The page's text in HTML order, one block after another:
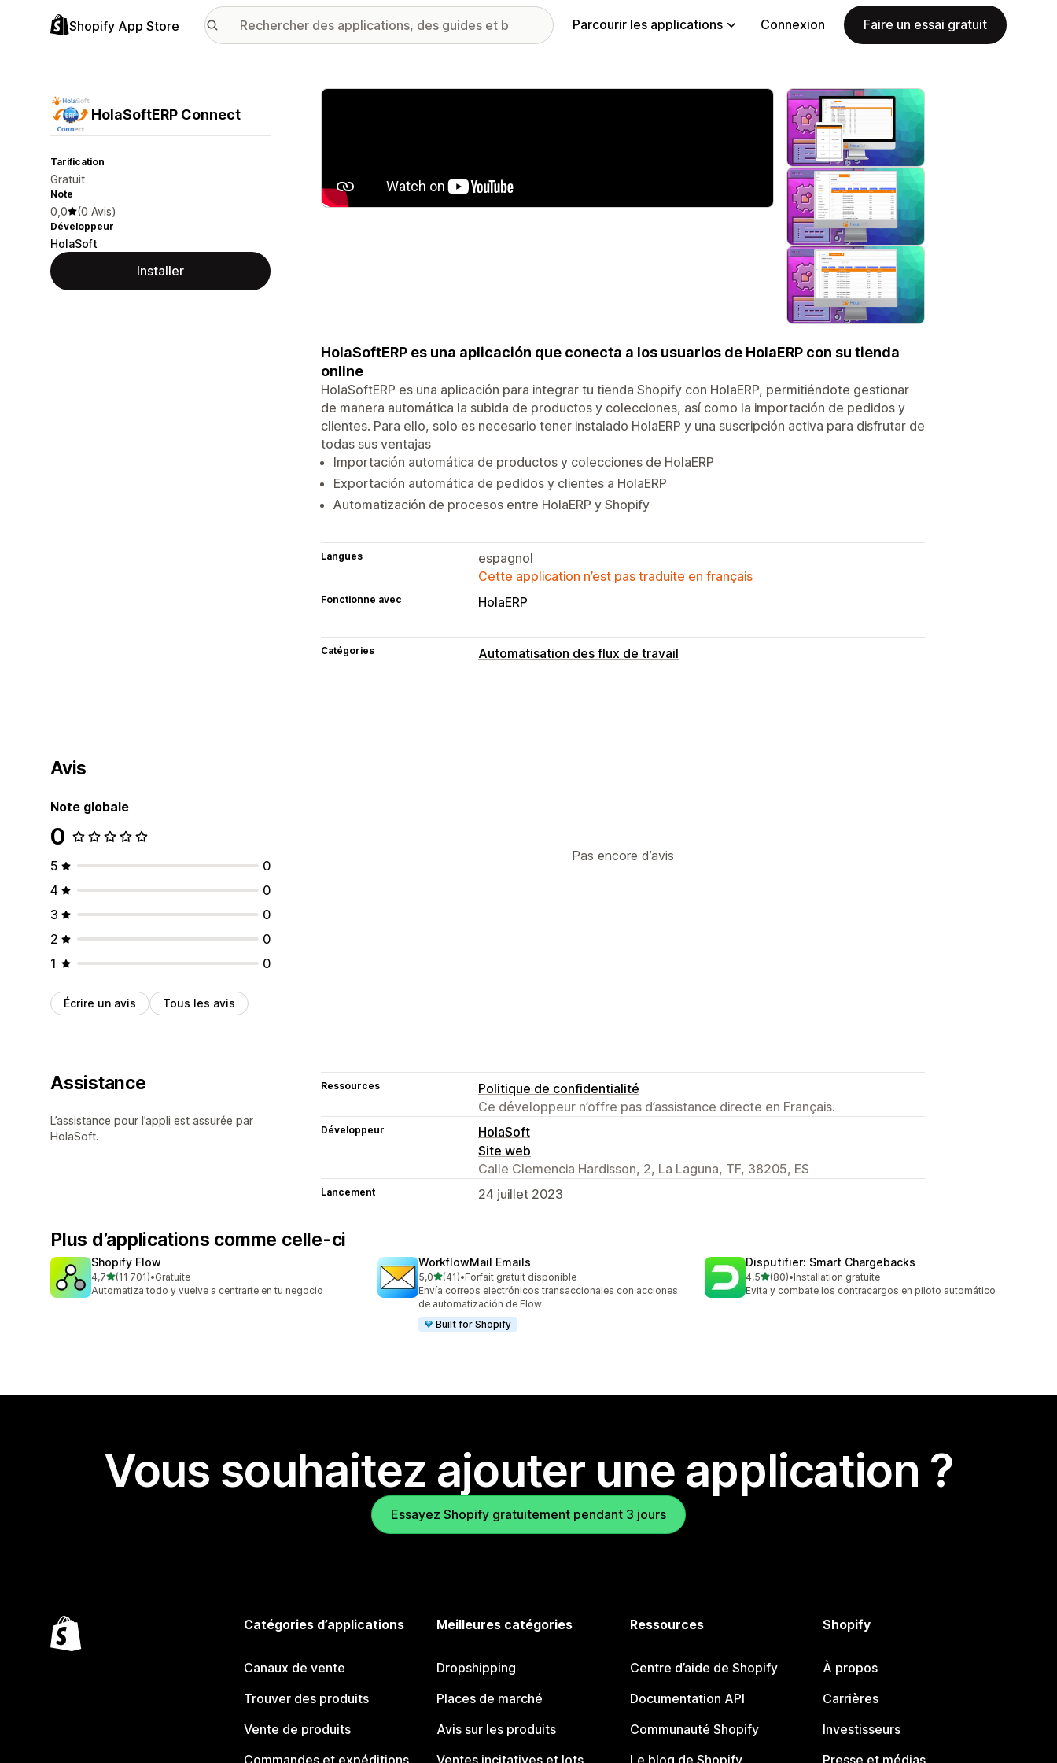
Shopify App Store Parcourir les applications Connexion Faire un essai gratuit
HolaSoftERP Connect
Tarification
Gratuit
Note
0,0 (0 Avis)
Développeur
HolaSoft
Installer
Galerie d’images vedette
HolaSoftERP es una aplicación que conecta a los usuarios de HolaERP con su tienda
online
HolaSoftERP es una aplicación para integrar tu tienda Shopify con HolaERP, permitiéndote gestionar
de manera automática la subida de productos y colecciones, así como la importación de pedidos y
clientes. Para ello, solo es necesario tener instalado HolaERP y una suscripción activa para disfrutar de
todas sus ventajas
Importación automática de productos y colecciones de HolaERP
Exportación automática de pedidos y clientes a HolaERP
Automatización de procesos entre HolaERP y Shopify
Langues
espagnol
Cette application n’est pas traduite en français
Fonctionne avec HolaERP
Catégories Automatisation des flux de travail
Avis
Note globale
0
5
0
4
0
3
0
2
0
1
0
Écrire un avis Tous les avis
Pas encore d’avis
Assistance
L’assistance pour l’appli est assurée par
HolaSoft.
Ressources
Politique de confidentialité
Ce développeur n’offre pas d’assistance directe en Français.
Développeur
HolaSoft
Site web
Calle Clemencia Hardisson, 2, La Laguna, TF, 38205, ES
Lancement 24 juillet 2023
Plus d’applications comme celle-ci
Shopify Flow
4,7étoile(s) sur 5
(11 701)
11701 avis au total
•Gratuite
Automatiza todo y vuelve a centrarte en tu negocio
WorkflowMail Emails
5,0étoile(s) sur 5
(41)
41 avis au total
•Forfait gratuit disponible
Envía correos electrónicos transaccionales con acciones
de automatización de Flow
Built for Shopify
Disputifier: Smart Chargebacks
4,5étoile(s) sur 5
(80)
80 avis au total
•Installation gratuite
Evita y combate los contracargos en piloto automático
Vous souhaitez ajouter une application ?
Essayez Shopify gratuitement pendant 3 jours
Catégories d’applications
Canaux de vente
Trouver des produits
Vente de produits
Commandes et expéditions
Meilleures catégories
Dropshipping
Places de marché
Avis sur les produits
Ventes incitatives et lots
Ressources
Centre d’aide de Shopify
Documentation API
Communauté Shopify
Le blog de Shopify
Shopify
À propos
Carrières
Investisseurs
Presse et médias